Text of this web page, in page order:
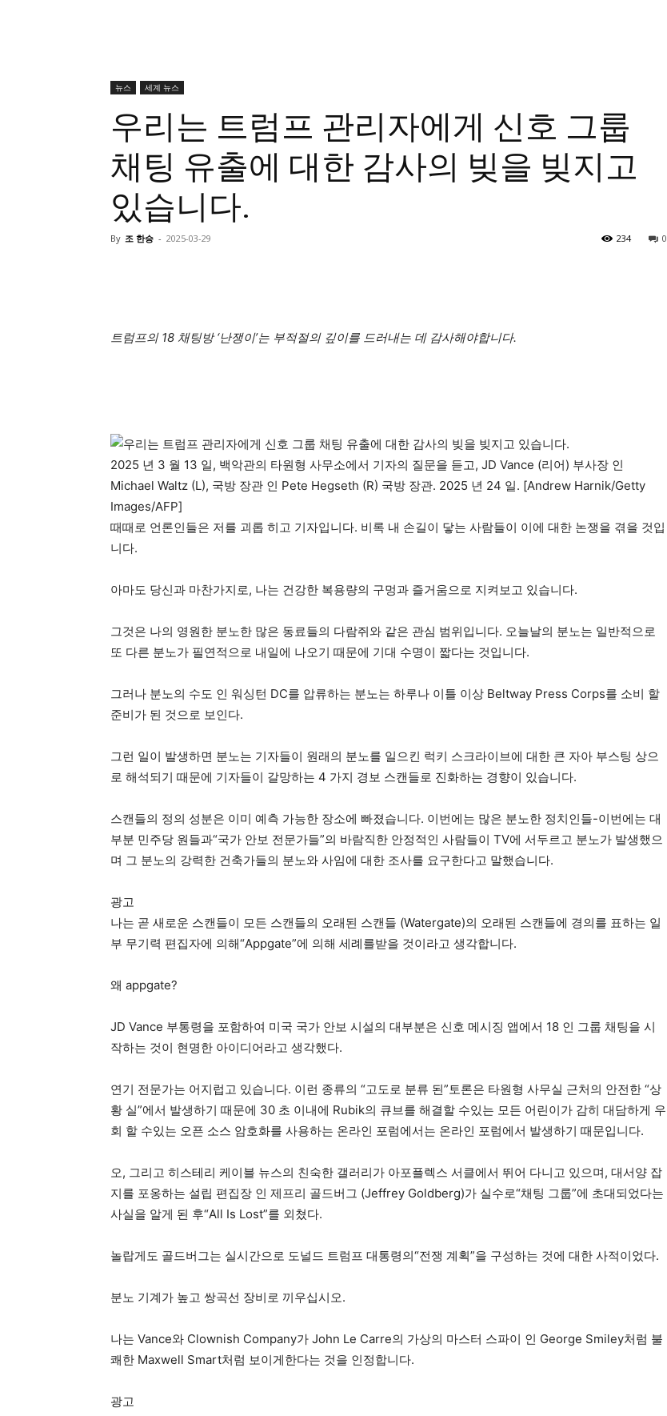
뉴스 세계 뉴스
우리는 트럼프 관리자에게 신호 그룹
채팅 유출에 대한 감사의 빚을 빚지고
있습니다.
By 조 한승 - 2025-03-29 0
234
트럼프의 18 채팅방 ‘난쟁이’는 부적절의 깊이를 드러내는 데 감사해야합니다.
2025 년 3 월 13 일, 백악관의 타원형 사무소에서 기자의 질문을 듣고, JD Vance (리어) 부사장 인
Michael Waltz (L), 국방 장관 인 Pete Hegseth (R) 국방 장관. 2025 년 24 일. [Andrew Harnik/Getty
Images/AFP]
때때로 언론인들은 저를 괴롭 히고 기자입니다. 비록 내 손길이 닿는 사람들이 이에 대한 논쟁을 겪을 것입
니다.
아마도 당신과 마찬가지로, 나는 건강한 복용량의 구멍과 즐거움으로 지켜보고 있습니다.
그것은 나의 영원한 분노한 많은 동료들의 다람쥐와 같은 관심 범위입니다. 오늘날의 분노는 일반적으로
또 다른 분노가 필연적으로 내일에 나오기 때문에 기대 수명이 짧다는 것입니다.
그러나 분노의 수도 인 워싱턴 DC를 압류하는 분노는 하루나 이틀 이상 Beltway Press Corps를 소비 할
준비가 된 것으로 보인다.
그런 일이 발생하면 분노는 기자들이 원래의 분노를 일으킨 럭키 스크라이브에 대한 큰 자아 부스팅 상으
로 해석되기 때문에 기자들이 갈망하는 4 가지 경보 스캔들로 진화하는 경향이 있습니다.
스캔들의 정의 성분은 이미 예측 가능한 장소에 빠졌습니다. 이번에는 많은 분노한 정치인들-이번에는 대
부분 민주당 원들과“국가 안보 전문가들”의 바람직한 안정적인 사람들이 TV에 서두르고 분노가 발생했으
며 그 분노의 강력한 건축가들의 분노와 사임에 대한 조사를 요구한다고 말했습니다.
광고
나는 곧 새로운 스캔들이 모든 스캔들의 오래된 스캔들 (Watergate)의 오래된 스캔들에 경의를 표하는 일
부 무기력 편집자에 의해“Appgate”에 의해 세례를받을 것이라고 생각합니다.
왜 appgate?
JD Vance 부통령을 포함하여 미국 국가 안보 시설의 대부분은 신호 메시징 앱에서 18 인 그룹 채팅을 시
작하는 것이 현명한 아이디어라고 생각했다.
연기 전문가는 어지럽고 있습니다. 이런 종류의 “고도로 분류 된”토론은 타원형 사무실 근처의 안전한 “상
황 실”에서 발생하기 때문에 30 초 이내에 Rubik의 큐브를 해결할 수있는 모든 어린이가 감히 대담하게 우
회 할 수있는 오픈 소스 암호화를 사용하는 온라인 포럼에서는 온라인 포럼에서 발생하기 때문입니다.
오, 그리고 히스테리 케이블 뉴스의 친숙한 갤러리가 아포플렉스 서클에서 뛰어 다니고 있으며, 대서양 잡
지를 포옹하는 설립 편집장 인 제프리 골드버그 (Jeffrey Goldberg)가 실수로“채팅 그룹”에 초대되었다는
사실을 알게 된 후“All Is Lost”를 외쳤다.
놀랍게도 골드버그는 실시간으로 도널드 트럼프 대통령의“전쟁 계획”을 구성하는 것에 대한 사적이었다.
분노 기계가 높고 쌍곡선 장비로 끼우십시오.
나는 Vance와 Clownish Company가 John Le Carre의 가상의 마스터 스파이 인 George Smiley처럼 불
쾌한 Maxwell Smart처럼 보이게한다는 것을 인정합니다.
광고